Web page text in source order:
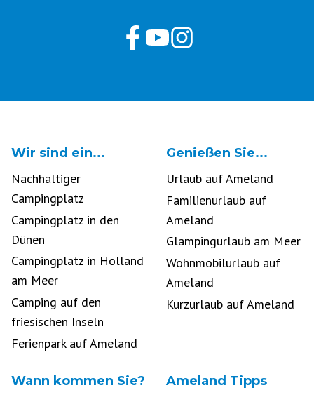
Wir sind ein...
Nachhaltiger
Campingplatz
Campingplatz in den
Dünen
Campingplatz in Holland
am Meer
Camping auf den
friesischen Inseln
Ferienpark auf Ameland
Genießen Sie...
Urlaub auf Ameland
Familienurlaub auf
Ameland
Glampingurlaub am Meer
Wohnmobilurlaub auf
Ameland
Kurzurlaub auf Ameland
Wann kommen Sie? Ameland Tipps